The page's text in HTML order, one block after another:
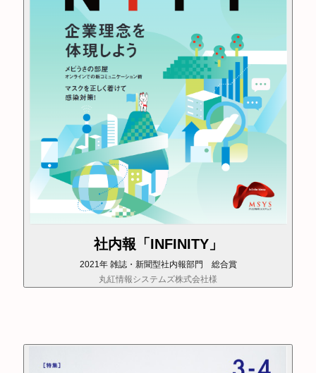
社内報「INFINITY」
2021年 雑誌・新聞型社内報部門 総合賞
丸紅情報システムズ株式会社様